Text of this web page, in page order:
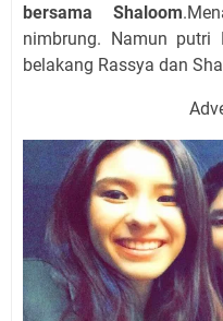
bersama Shaloom
nimbrung. Namun putri
belakang Rassya dan